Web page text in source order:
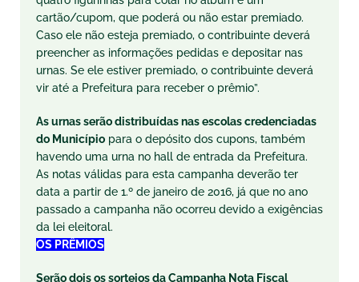
cartão/cupom, que poderá ou não estar premiado.
Caso ele não esteja premiado, o contribuinte deverá
preencher as informações pedidas e depositar nas
urnas. Se ele estiver premiado, o contribuinte deverá
vir até a Prefeitura para receber o prêmio”.
As urnas serão distribuídas nas escolas credenciadas
do Município para o depósito dos cupons, também
havendo uma urna no hall de entrada da Prefeitura.
As notas válidas para esta campanha deverão ter
data a partir de 1.º de janeiro de 2016, já que no ano
passado a campanha não ocorreu devido a exigências
da lei eleitoral.
OS PRÊMIOS
Serão dois os sorteios da Campanha Nota Fiscal